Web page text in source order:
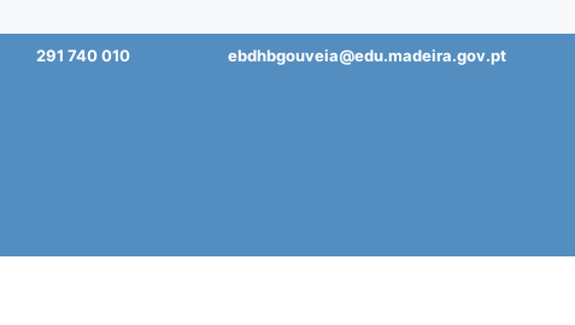
Saltar291 740 010 ebdhbgouveia@edu.madeira.gov.pt